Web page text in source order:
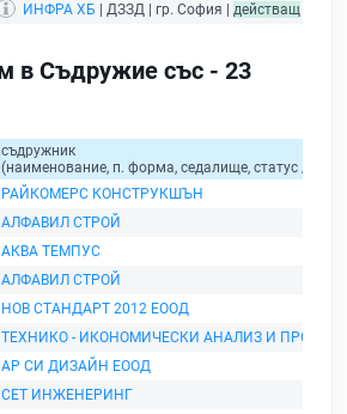
ИНФРА ХБ | ДЗЗД | гр. София | действащ
в Съдружие със - 23
съдружник
(наименование, п. форма, седалище, статус /
РАЙКОМЕРС КОНСТРУКШЪН
АЛФАВИЛ СТРОЙ
АКВА ТЕМПУС
АЛФАВИЛ СТРОЙ
НОВ СТАНДАРТ 2012 ЕООД
ТЕХНИКО - ИКОНОМИЧЕСКИ АНАЛИЗ И
АР СИ ДИЗАЙН ЕООД
СЕТ ИНЖЕНЕРИНГ